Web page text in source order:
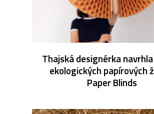
Thajská designérka
ekologických papírových
Paper Blinds